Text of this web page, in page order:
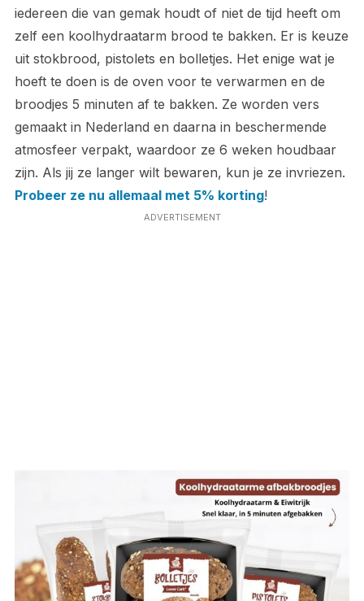
iedereen die van gemak houdt of niet de tijd heeft om
zelf een koolhydraatarm brood te bakken. Er is keuze
uit stokbrood, pistolets en bolletjes. Het enige wat je
hoeft te doen is de oven voor te verwarmen en de
broodjes 5 minuten af te bakken. Ze worden vers
gemaakt in Nederland en daarna in beschermende
atmosfeer verpakt, waardoor ze 6 weken houdbaar
zijn. Als jij ze langer wilt bewaren, kun je ze invriezen.
Probeer ze nu allemaal met 5% korting!
ADVERTISEMENT